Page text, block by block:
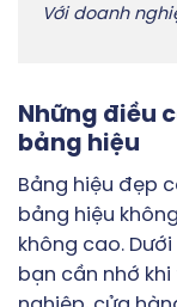
Với doanh
Những điều
bảng hiệu
Bảng hiệu đẹp
bảng hiệu
không cao.
bạn cần nhớ